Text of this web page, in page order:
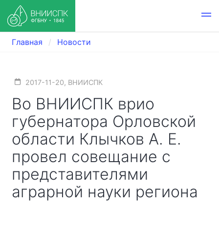
Главная Новости
2017-11-20, ВНИИСПК
Во ВНИИСПК врио
губернатора Орловской
области Клычков А. Е.
провел совещание с
представителями
аграрной науки региона